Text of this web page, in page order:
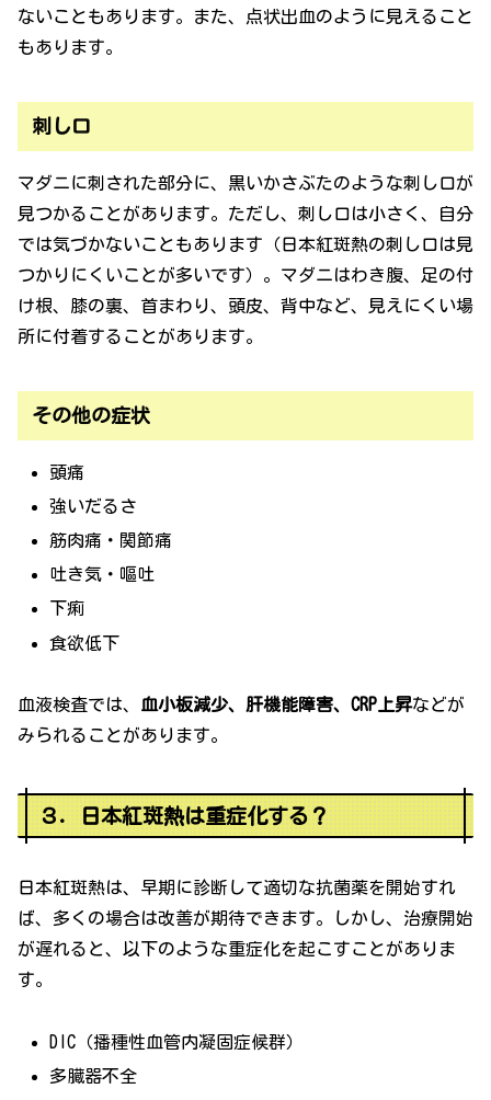
ないこともあります。また、点状出血のように見えること
もあります。
刺し口
マダニに刺された部分に、黒いかさぶたのような刺し口が
見つかることがあります。ただし、刺し口は小さく、自分
では気づかないこともあります（日本紅斑熱の刺し口は見
つかりにくいことが多いです）。マダニはわき腹、足の付
け根、膝の裏、首まわり、頭皮、背中など、見えにくい場
所に付着することがあります。
その他の症状
頭痛
強いだるさ
筋肉痛・関節痛
吐き気・嘔吐
下痢
食欲低下
血液検査では、 血小板減少、肝機能障害、CRP上昇などが
みられることがあります。
３．日本紅斑熱は重症化する？
日本紅斑熱は、早期に診断して適切な抗菌薬を開始すれ
ば、多くの場合は改善が期待できます。しかし、治療開始
が遅れると、以下のような重症化を起こすことがありま
す。
DIC（播種性血管内凝固症候群）
多臓器不全